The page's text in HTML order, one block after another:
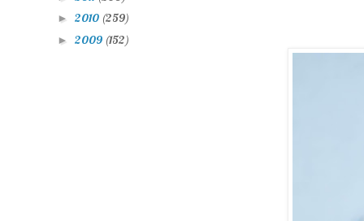
► 2010 (259)
► 2009 (152)